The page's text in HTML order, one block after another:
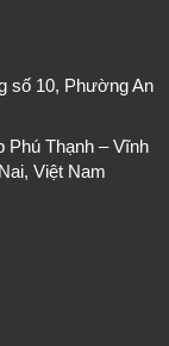
số 10, Phường An
Phú Thạnh – Vĩnh
Việt Nam